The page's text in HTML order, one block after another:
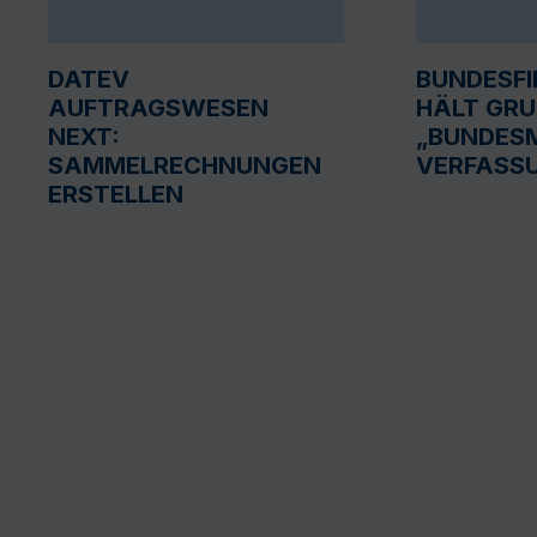
DATEV
AUFTRAGSWESEN
NEXT:
SAMMELRECHNUNGEN
ERSTELLEN
HÄLT